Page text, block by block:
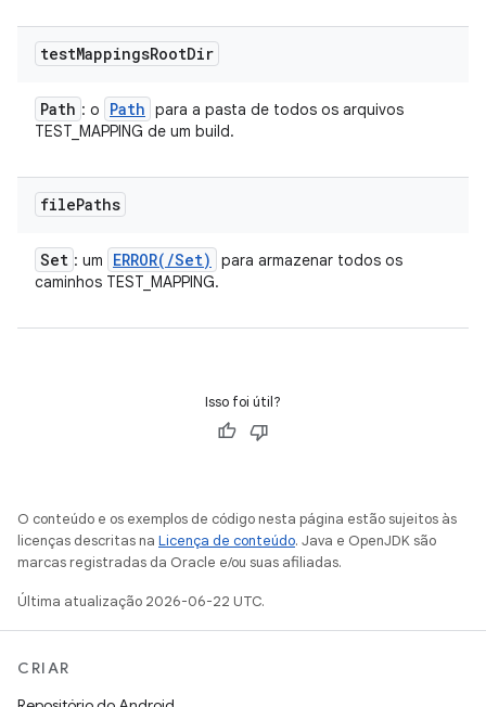
testMappingsRootDir
Path : o Path para a pasta de todos os arquivos
TEST_MAPPING de um build.
filePaths
Set : um ERROR( /Set)
para armazenar todos os
caminhos TEST_MAPPING.
Isso foi útil?
O conteúdo e os exemplos de código nesta página estão sujeitos às
licenças descritas na Licença de conteúdo. Java e OpenJDK são
marcas registradas da Oracle e/ou suas afiliadas.
Última atualização 2026-06-22 UTC.
CRIAR